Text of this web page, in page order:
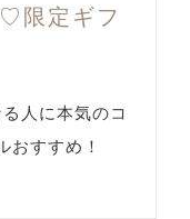
限定ギフ
人に本気のコ
すすめ！